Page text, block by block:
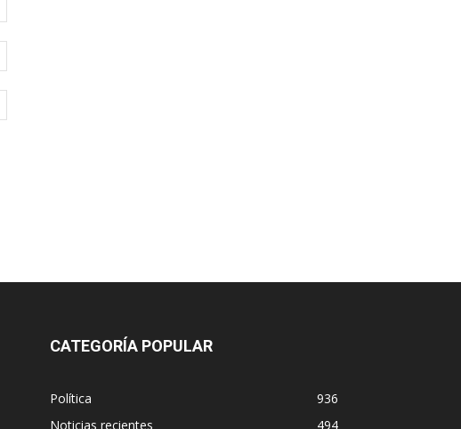
CATEGORÍA POPULAR
Política
936
Noticias recientes
494